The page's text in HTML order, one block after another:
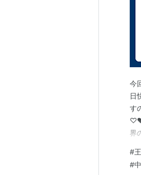
今
日
す
界
タ
二
#
#